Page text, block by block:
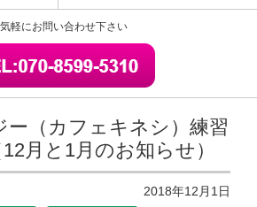
軽にお問い合わせ下さい
ー（カフェキネシ）練習
月と1月のお知らせ）
2018年12月1日